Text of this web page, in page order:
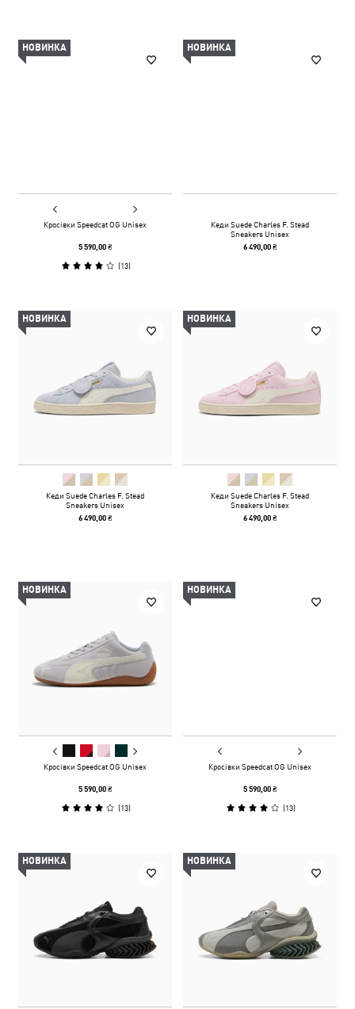
НОВИНКА
Кросівки Speedcat OG Unisex
5 590,00 ₴
(13)
НОВИНКА
Кеди Suede Charles F. Stead
Sneakers Unisex
6 490,00 ₴
НОВИНКА
Кеди Suede Charles F. Stead
Sneakers Unisex
6 490,00 ₴
НОВИНКА
Кеди Suede Charles F. Stead
Sneakers Unisex
6 490,00 ₴
НОВИНКА
Кросівки Speedcat OG Unisex
5 590,00 ₴
(13)
НОВИНКА
Кросівки Speedcat OG Unisex
5 590,00 ₴
(13)
НОВИНКА НОВИНКА